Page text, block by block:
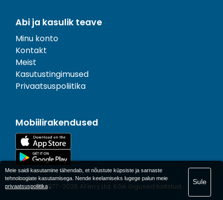
Abi ja kasulik teave
Minu konto
Kontakt
Meist
Kasutustingimused
Privaatsuspoliitika
Mobiilirakendused
© 1977-2026 AFerry Ltd. Kõik õigused kaitstud..
Meie saidi kasutamine tähendab, et nõustute küpsiste ja sarnaste
tehnoloogiate kasutamisega. Nende keelamiseks lugege palun meie
privaatsuspoliitika.
Sule